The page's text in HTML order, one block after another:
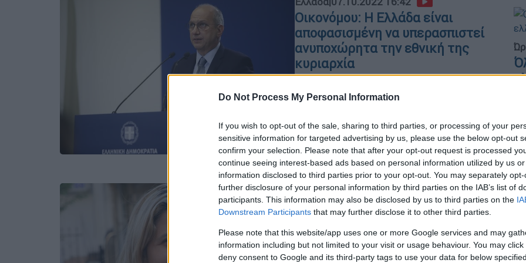
Do Not Process My Personal Information
If you wish to opt-out of the sale, sharing to third parties, or processing of your
sensitive information for targeted advertising by us, please use the below opt-out
confirm your selection. Please note that after your opt-out request is processed
continue seeing interest-based ads based on personal information utilized by us
information disclosed to third parties prior to your opt-out. You may separately
further disclosure of your personal information by third parties on the IAB’s list of
participants. This information may also be disclosed by us to third parties on the
Downstream Participants that may further disclose it to other third parties.
Please note that this website/app uses one or more Google services and may
information including but not limited to your visit or usage behaviour. You may
deny consent to Google and its third-party tags to use your data for below
Οικονόμου: Η Ελλάδα είναι
αποφασισμένη να υπερασπιστεί
ανυποχώρητα την εθνική της
κυριαρχία
από την Πράγα ο Έλληνας
πρέπει να αναλάβει τολμηρή δράση
άμεσα για την αγορά του φυσικού
αερίου, η οποία δε λειτουργεί σωστά
Βιβλίο|16.07.2022 08:19
Αγλαΐα Μπλιούμη στο ethnos.gr:
«Η Ευρώπη ήταν και θα είναι
πάντοτε ο θεματοφύλακας των
ανθρωπίνων δικαιωμάτων»